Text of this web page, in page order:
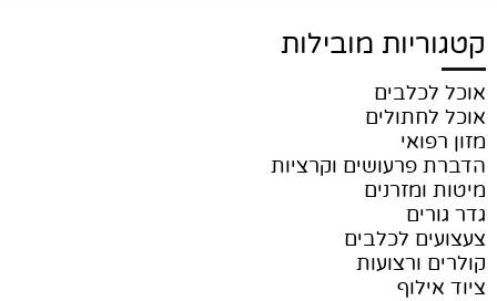
קטגוריות מובילות
אוכל לכלבים
אוכל לחתולים
מזון רפואי
הדברת פרעושים וקרציות
מיטות ומזרנים
גדר גורים
צעצועים לכלבים
קולרים ורצועות
ציוד אילוף